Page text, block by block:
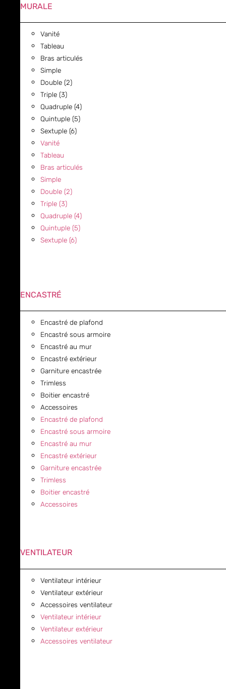
MURALE
Vanité
Tableau
Bras articulés
Simple
Double (2)
Triple (3)
Quadruple (4)
Quintuple (5)
Sextuple (6)
Vanité
Tableau
Bras articulés
Simple
Double (2)
Triple (3)
Quadruple (4)
Quintuple (5)
Sextuple (6)
ENCASTRÉ
Encastré de plafond
Encastré sous armoire
Encastré au mur
Encastré extérieur
Garniture encastrée
Trimless
Boitier encastré
Accessoires
Encastré de plafond
Encastré sous armoire
Encastré au mur
Encastré extérieur
Garniture encastrée
Trimless
Boitier encastré
Accessoires
VENTILATEUR
Ventilateur intérieur
Ventilateur extérieur
Accessoires ventilateur
Ventilateur intérieur
Ventilateur extérieur
Accessoires ventilateur